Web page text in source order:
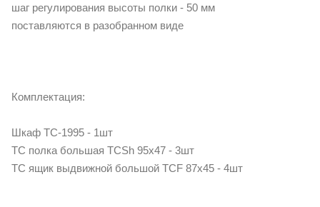
шаг регулирования высоты полки - 50 мм
поставляются в разобранном виде
Комплектация:
Шкаф TC-1995 - 1шт
TC полка большая TCSh 95х47 - 3шт
TC ящик выдвижной большой TCF 87x45 - 4шт